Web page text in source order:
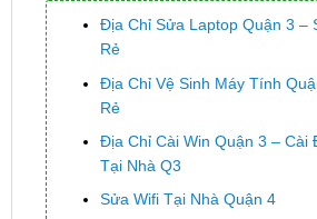
Địa Chỉ Sửa Laptop Quận 3 –
Rẻ
Địa Chỉ Vệ Sinh Máy Tính
Rẻ
Địa Chỉ Cài Win Quận 3 – Cài
Tại Nhà Q3
Sửa Wifi Tại Nhà Quận 4